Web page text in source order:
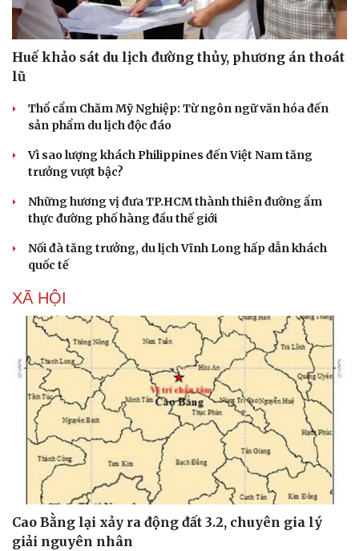
Huế khảo sát du lịch đường thủy, phương án thoát
lũ
Thổ cẩm Chăm Mỹ Nghiệp: Từ ngôn ngữ văn hóa đến
sản phẩm du lịch độc đáo
Vì sao lượng khách Philippines đến Việt Nam tăng
trưởng vượt bậc?
Những hương vị đưa TP.HCM thành thiên đường ẩm
thực đường phố hàng đầu thế giới
Nối đà tăng trưởng, du lịch Vĩnh Long hấp dẫn khách
quốc tế
XÃ HỘI
Cao Bằng lại xảy ra động đất 3.2, chuyên gia lý
giải nguyên nhân